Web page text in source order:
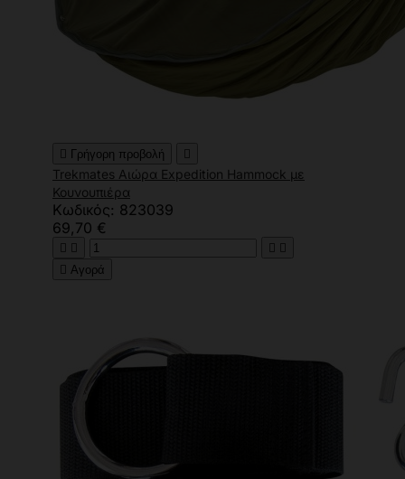
 Γρήγορη προβολή 
Trekmates Αιώρα Expedition Hammock με
Κουνουπιέρα
Κωδικός: 823039
69,70 €
   
 Αγορά